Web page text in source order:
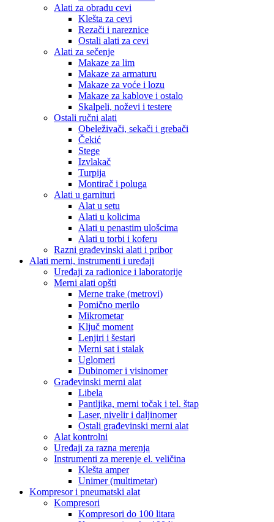
Alati za obradu cevi
Klešta za cevi
Rezači i nareznice
Ostali alati za cevi
Alati za sečenje
Makaze za lim
Makaze za armaturu
Makaze za voće i lozu
Makaze za kablove i ostalo
Skalpeli, noževi i testere
Ostali ručni alati
Obeleživači, sekači i grebači
Čekić
Stege
Izvlakač
Turpija
Montirač i poluga
Alati u garnituri
Alat u setu
Alati u kolicima
Alati u penastim ulošcima
Alati u torbi i koferu
Razni građevinski alati i pribor
Alati merni, instrumenti i uređaji
Uređaji za radionice i laboratorije
Merni alati opšti
Merne trake (metrovi)
Pomično merilo
Mikrometar
Ključ moment
Lenjiri i šestari
Merni sat i stalak
Uglomeri
Dubinomer i visinomer
Građevinski merni alat
Libela
Pantljika, merni točak i tel. štap
Laser, nivelir i daljinomer
Ostali građevinski merni alat
Alat kontrolni
Uređaji za razna merenja
Instrumenti za merenje el. veličina
Klešta amper
Unimer (multimetar)
Kompresor i pneumatski alat
Kompresori
Kompresori do 100 litara